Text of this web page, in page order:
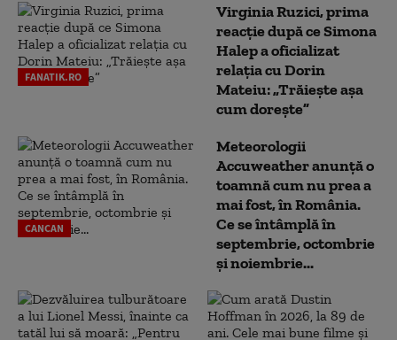
FANATIK.RO
Virginia Ruzici, prima
reacție după ce Simona
Halep a oficializat
relația cu Dorin
Mateiu: „Trăiește așa
cum dorește”
CANCAN
Meteorologii
Accuweather anunță o
toamnă cum nu prea a
mai fost, în România.
Ce se întâmplă în
septembrie, octombrie
și noiembrie...